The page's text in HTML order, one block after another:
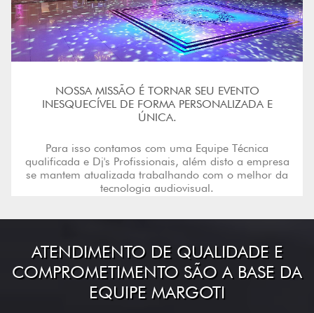
NOSSA MISSÃO É TORNAR SEU EVENTO
INESQUECÍVEL DE FORMA PERSONALIZADA E
ÚNICA.
Para isso contamos com uma Equipe Técnica
qualificada e Dj's Profissionais, além disto a empresa
se mantem atualizada trabalhando com o melhor da
tecnologia audiovisual.
ATENDIMENTO DE QUALIDADE E
COMPROMETIMENTO SÃO A BASE DA
EQUIPE MARGOTI